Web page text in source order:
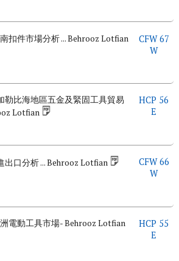
扣件市場分析 ... Behrooz Lotfian
CFW 67
W
勒比海地區五金及緊固工具貿易
Lotfian
HCP 56
E
出口分析 ... Behrooz Lotfian
CFW 66
W
電動工具市場- Behrooz Lotfian
HCP 55
E